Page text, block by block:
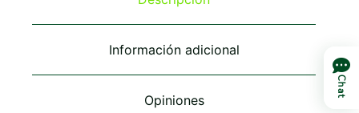
Información adicional
Opiniones
Chat